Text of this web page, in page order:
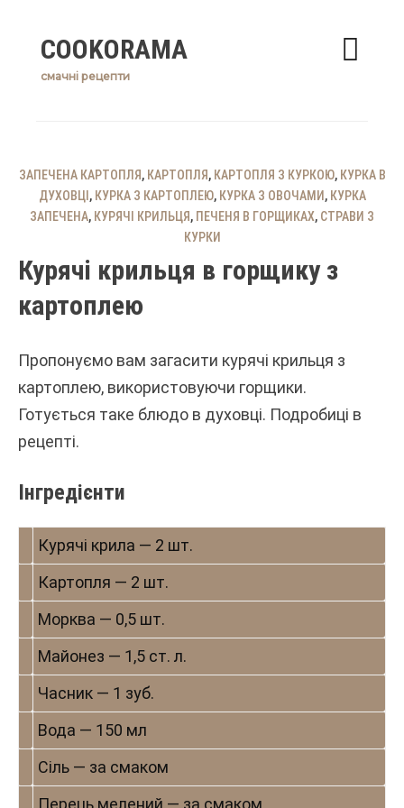
COOKORAMA
смачні рецепти
ЗАПЕЧЕНА КАРТОПЛЯ, КАРТОПЛЯ, КАРТОПЛЯ З КУРКОЮ, КУРКА В
ДУХОВЦІ , КУРКА З КАРТОПЛЕЮ, КУРКА З ОВОЧАМИ , КУРКА
ЗАПЕЧЕНА, КУРЯЧІ КРИЛЬЦЯ, ПЕЧЕНЯ В ГОРЩИКАХ, СТРАВИ З
КУРКИ
Курячі крильця в горщику з
картоплею
Пропонуємо вам загасити курячі крильця з
картоплею, використовуючи горщики.
Готується таке блюдо в духовці. Подробиці в
рецепті.
Інгредієнти
Курячі крила — 2 шт.
Картопля — 2 шт.
Морква — 0,5 шт.
Майонез — 1,5 ст. л.
Часник — 1 зуб.
Вода — 150 мл
Сіль — за смаком
Перець мелений — за смаком